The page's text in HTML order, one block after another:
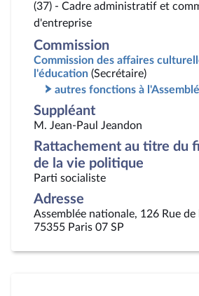
(37) - Cadre administratif et
d'entreprise
Commission
Commission des affaires
l'éducation (Secrétaire)
autres fonctions à
Suppléant
M. Jean-Paul Jeandon
Rattachement au titre du
de la vie politique
Parti socialiste
Adresse
Assemblée nationale, 126 Rue
75355 Paris 07 SP